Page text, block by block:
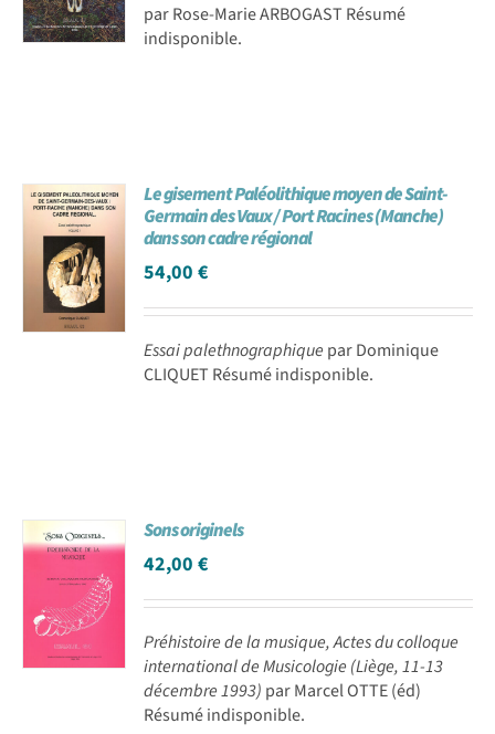
par Rose-Marie ARBOGAST Résumé
indisponible.
Le gisement Paléolithique moyen de Saint-
Germain des Vaux / Port Racines (Manche)
dans son cadre régional
54,00€
Essai palethnographique par Dominique
CLIQUET Résumé indisponible.
Sons originels
42,00€
Préhistoire de la musique, Actes du colloque
international de Musicologie (Liège, 11-13
décembre 1993) par Marcel OTTE (éd)
Résumé indisponible.